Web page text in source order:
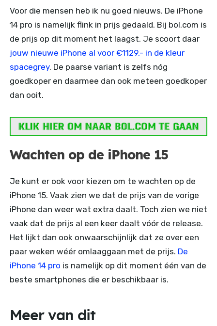
Voor die mensen heb ik nu goed nieuws. De iPhone
14 pro is namelijk flink in prijs gedaald. Bij bol.com is
de prijs op dit moment het laagst. Je scoort daar
jouw nieuwe iPhone al voor €1129,- in de kleur
spacegrey. De paarse variant is zelfs nóg
goedkoper en daarmee dan ook meteen goedkoper
dan ooit.
Wachten op de iPhone 15
Je kunt er ook voor kiezen om te wachten op de
iPhone 15. Vaak zien we dat de prijs van de vorige
iPhone dan weer wat extra daalt. Toch zien we niet
vaak dat de prijs al een keer daalt vóór de release.
Het lijkt dan ook onwaarschijnlijk dat ze over een
paar weken wéér omlaaggaan met de prijs. De
iPhone 14 pro is namelijk op dit moment één van de
beste smartphones die er beschikbaar is.
Meer van dit